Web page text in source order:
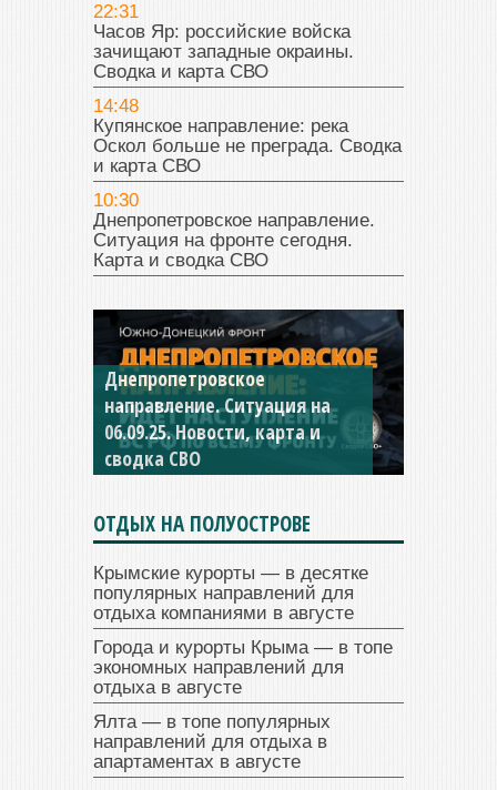
22:31
Часов Яр: российские войска
зачищают западные окраины.
Сводка и карта СВО
14:48
Купянское направление: река
Оскол больше не преграда. Сводка
и карта СВО
10:30
Днепропетровское направление.
Ситуация на фронте сегодня.
Карта и сводка СВО
Днепропетровское
направление. Ситуация на
06.09.25. Новости, карта и
сводка СВО
ОТДЫХ НА ПОЛУОСТРОВЕ
Крымские курорты — в десятке
популярных направлений для
отдыха компаниями в августе
Города и курорты Крыма — в топе
экономных направлений для
отдыха в августе
Ялта — в топе популярных
направлений для отдыха в
апартаментах в августе